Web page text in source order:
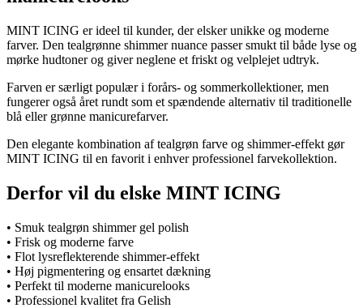
MINT ICING er ideel til kunder, der elsker unikke og moderne
farver. Den tealgrønne shimmer nuance passer smukt til både lyse og
mørke hudtoner og giver neglene et friskt og velplejet udtryk.
Farven er særligt populær i forårs- og sommerkollektioner, men
fungerer også året rundt som et spændende alternativ til traditionelle
blå eller grønne manicurefarver.
Den elegante kombination af tealgrøn farve og shimmer-effekt gør
MINT ICING til en favorit i enhver professionel farvekollektion.
Derfor vil du elske MINT ICING
• Smuk tealgrøn shimmer gel polish
• Frisk og moderne farve
• Flot lysreflekterende shimmer-effekt
• Høj pigmentering og ensartet dækning
• Perfekt til moderne manicurelooks
• Professionel kvalitet fra Gelish